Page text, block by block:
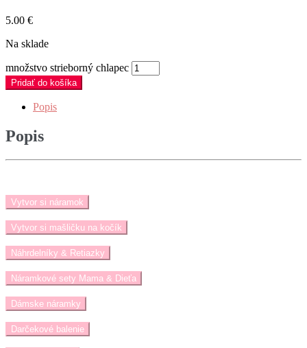
5.00 €
Na sklade
množstvo strieborný chlapec
Pridať do košíka
Popis
Popis
Vytvor si náramok
Vytvor si mašličku na kočík
Náhrdelníky & Retiazky
Náramkové sety Mama & Dieťa
Dámske náramky
Darčekové balenie